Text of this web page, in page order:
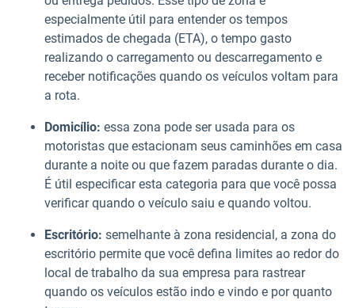
especialmente útil para entender os tempos
estimados de chegada (ETA), o tempo gasto
realizando o carregamento ou descarregamento e
receber notificações quando os veículos voltam para
a rota.
Domicílio: essa zona pode ser usada para os
motoristas que estacionam seus caminhões em casa
durante a noite ou que fazem paradas durante o dia.
É útil especificar esta categoria para que você possa
verificar quando o veículo saiu e quando voltou.
Escritório: semelhante à zona residencial, a zona do
escritório permite que você defina limites ao redor do
local de trabalho da sua empresa para rastrear
quando os veículos estão indo e vindo e por quanto